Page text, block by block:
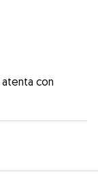
atenta con